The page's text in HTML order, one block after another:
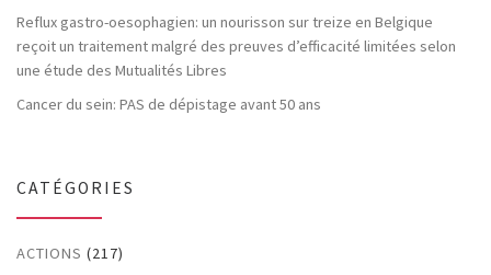
Reflux gastro-oesophagien: un nourisson sur treize en Belgique
reçoit un traitement malgré des preuves d’efficacité limitées selon
une étude des Mutualités Libres
Cancer du sein: PAS de dépistage avant 50 ans
CATÉGORIES
ACTIONS (217)